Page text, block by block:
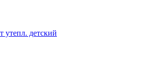
утепл. детский